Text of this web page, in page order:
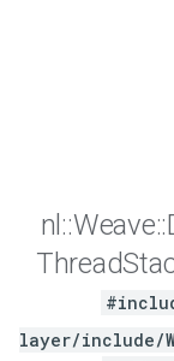
nl ::Weave::
Thread
layer/include/